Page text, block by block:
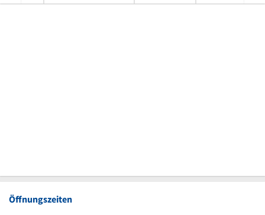
Öffnungszeiten